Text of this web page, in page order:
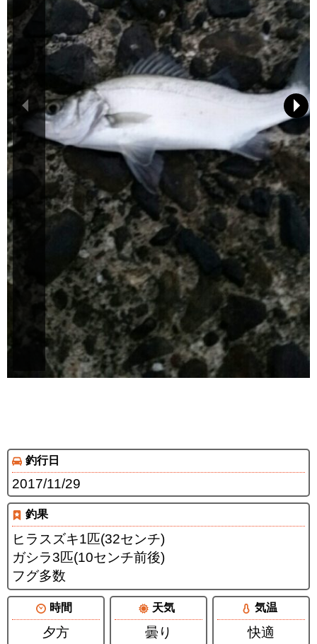
釣行日
2017/11/29
釣果
ヒラスズキ1匹(32センチ)
ガシラ3匹(10センチ前後)
フグ多数
時間
夕方
天気
曇り
気温
快適